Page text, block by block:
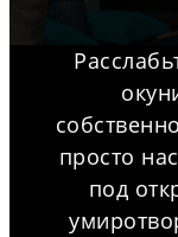
просто
под